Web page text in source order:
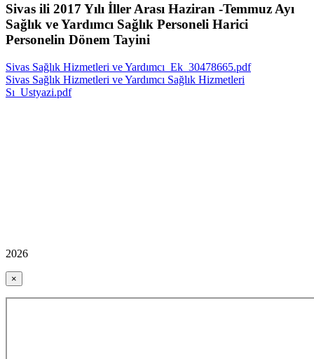
Sivas ili 2017 Yılı İller Arası Haziran -Temmuz Ayı
Sağlık ve Yardımcı Sağlık Personeli Harici
Personelin Dönem Tayini
Sivas Sağlık Hizmetleri ve Yardımcı_Ek_30478665.pdf
Sivas Sağlık Hizmetleri ve Yardımcı Sağlık Hizmetleri
Sı_Ustyazi.pdf
2026
×